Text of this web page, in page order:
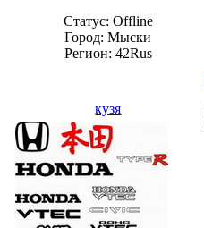
Статус: Offline
Город: Мыски
Регион: 42Rus
кузя